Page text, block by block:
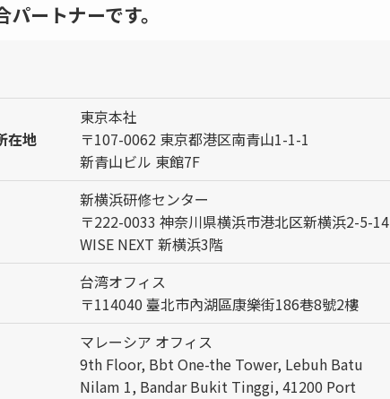
ートナーです。
在地
東京本社
〒107-0062 東京都港区南青山1-1-1
新青山ビル 東館7F
新横浜研修センター
〒222-0033 神奈川県横浜市港北区新横浜2-5-14
WISE NEXT 新横浜3階
台湾オフィス
〒114040 臺北市內湖區康樂街186巷8號2樓
マレーシア オフィス
9th Floor, Bbt One-the Tower, Lebuh Batu
Nilam 1, Bandar Bukit Tinggi, 41200 Port